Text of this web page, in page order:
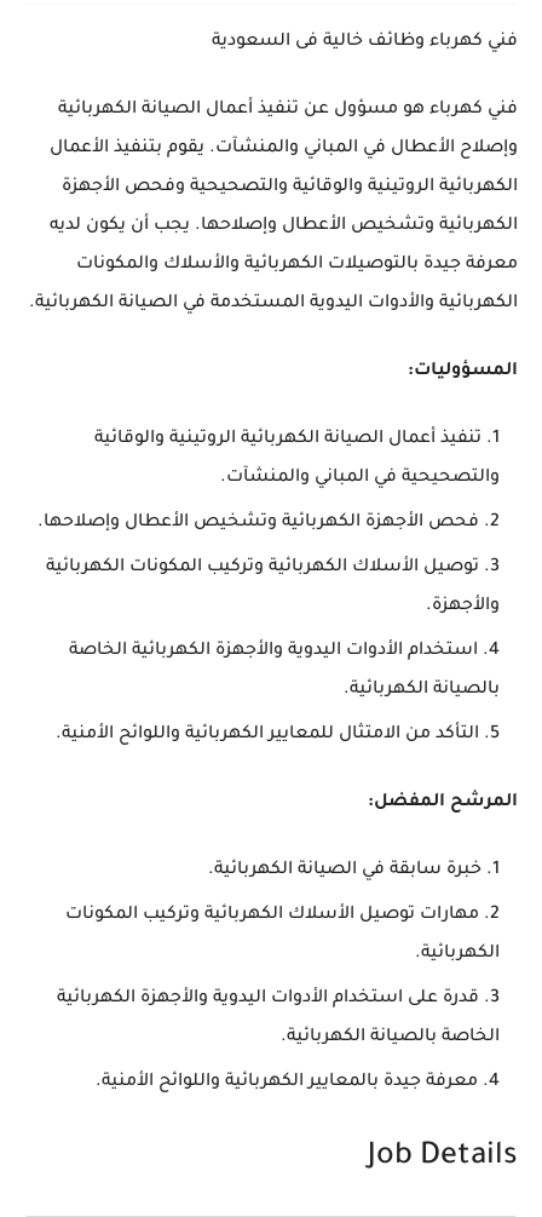
فني كهرباء وظائف خالية فى السعودية
فني كهرباء هو مسؤول عن تنفيذ أعمال الصيانة الكهربائية
وإصلاح الأعطال في المباني والمنشآت. يقوم بتنفيذ الأعمال
الكهربائية الروتينية والوقائية والتصحيحية وفحص الأجهزة
الكهربائية وتشخيص الأعطال وإصلاحها. يجب أن يكون لديه
معرفة جيدة بالتوصيلات الكهربائية والأسلاك والمكونات
الكهربائية والأدوات اليدوية المستخدمة في الصيانة الكهربائية.
المسؤوليات:
تنفيذ أعمال الصيانة الكهربائية الروتينية والوقائية
والتصحيحية في المباني والمنشآت.
فحص الأجهزة الكهربائية وتشخيص الأعطال وإصلاحها.
توصيل الأسلاك الكهربائية وتركيب المكونات الكهربائية
والأجهزة.
استخدام الأدوات اليدوية والأجهزة الكهربائية الخاصة
بالصيانة الكهربائية.
التأكد من الامتثال للمعايير الكهربائية واللوائح الأمنية.
المرشح المفضل:
خبرة سابقة في الصيانة الكهربائية.
مهارات توصيل الأسلاك الكهربائية وتركيب المكونات
الكهربائية.
قدرة على استخدام الأدوات اليدوية والأجهزة الكهربائية
الخاصة بالصيانة الكهربائية.
معرفة جيدة بالمعايير الكهربائية واللوائح الأمنية.
Job Details